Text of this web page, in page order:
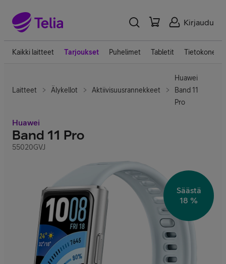
Kirjaudu
Kaikki laitteet Tarjoukset Puhelimet Tabletit Tietokoneet
Laitteet Älykellot Aktiivisuusrannekkeet
Huawei
Band 11
Pro
Säästä
18 %
Huawei
Band 11 Pro
55020GVJ